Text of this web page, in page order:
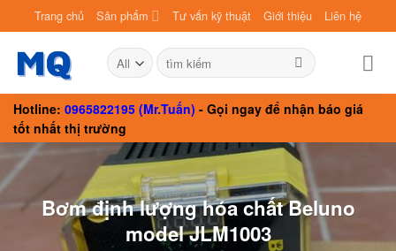
to
content
Trang chủ Sản phẩm Tư vấn kỹ thuật Giới thiệu Liên hệ
Search
for:
Hotline: 0965822195 (Mr.Tuấn) - Gọi ngay để nhận báo giá
tốt nhất thị trường
Bơm định lượng hóa chất Beluno
model JLM1003